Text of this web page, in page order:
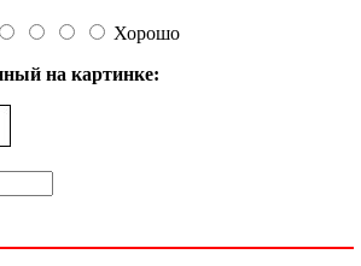
Хорошо
на картинке: